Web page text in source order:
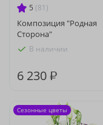
5 (81)
Композиция "Родная
Сторона"
В наличии
6 230 ₽
Сезонные цветы